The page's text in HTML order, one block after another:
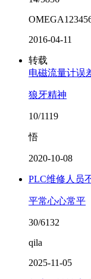
2016-04-11
转载
电磁流量计误
狼牙精神
10/1119
悟
2020-10-08
PLC维修人员
平常心心常平
30/6132
qila
2025-11-05